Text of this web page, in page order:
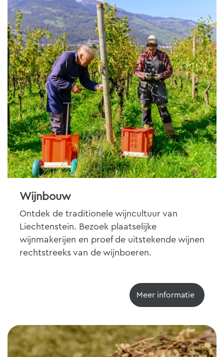
Wijnbouw
Ontdek de traditionele wijncultuur van
Liechtenstein. Bezoek plaatselijke
wijnmakerijen en proef de uitstekende wijnen
rechtstreeks van de wijnboeren.
Meer informatie